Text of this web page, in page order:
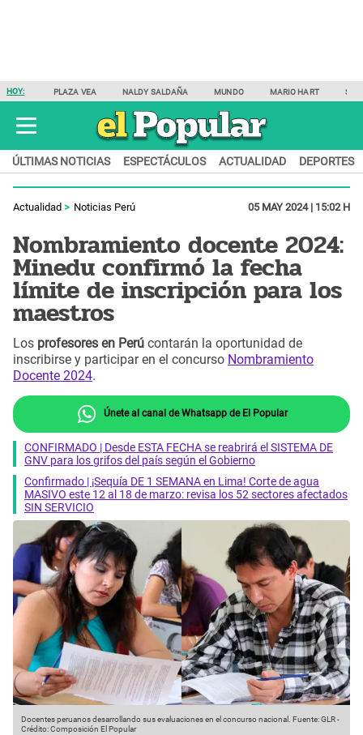
HOY: PLAZA VEA NALDY SALDAÑA MUNDO MARIO HART
ÚLTIMAS NOTICIAS ESPECTÁCULOS ACTUALIDAD DEPORTES
Actualidad Noticias Perú 05 MAY 2024 | 15:02 H
Nombramiento docente 2024:
Minedu confirmó la fecha
límite de inscripción para los
maestros
Los profesores en Perú contarán la oportunidad de
inscribirse y participar en el concurso Nombramiento
Docente 2024.
Únete al canal de Whatsapp de El Popular
CONFIRMADO | Desde ESTA FECHA se reabrirá el SISTEMA DE
GNV para los grifos del país según el Gobierno
Confirmado | ¡Sequía DE 1 SEMANA en Lima! Corte de agua
MASIVO este 12 al 18 de marzo: revisa los 52 sectores afectados
SIN SERVICIO
Docentes peruanos desarrollando sus evaluaciones en el concurso nacional. Fuente: GLR-
Crédito: Composición El Popular